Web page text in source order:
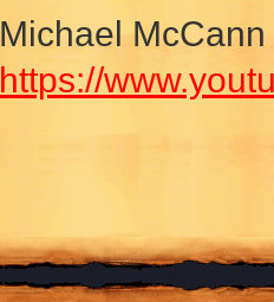
Michael
https://